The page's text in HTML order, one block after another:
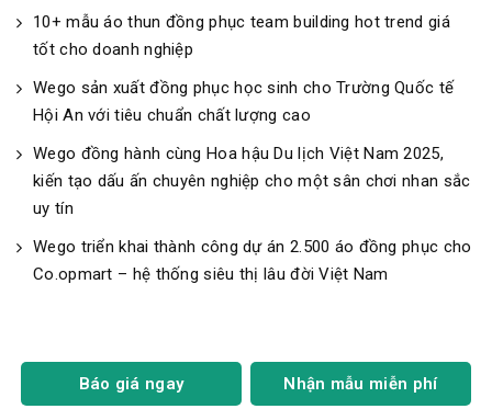
10+ mẫu áo thun đồng phục team building hot trend giá
tốt cho doanh nghiệp
Wego sản xuất đồng phục học sinh cho Trường Quốc tế
Hội An với tiêu chuẩn chất lượng cao
Wego đồng hành cùng Hoa hậu Du lịch Việt Nam 2025,
kiến tạo dấu ấn chuyên nghiệp cho một sân chơi nhan sắc
uy tín
Wego triển khai thành công dự án 2.500 áo đồng phục cho
Co.opmart – hệ thống siêu thị lâu đời Việt Nam
Báo giá ngay Nhận mẫu miễn phí